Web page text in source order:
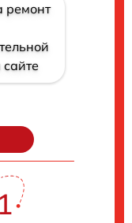
ремонт